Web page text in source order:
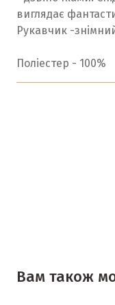
виглядає
Рукавчик -
Поліестер - 100%
Вам також